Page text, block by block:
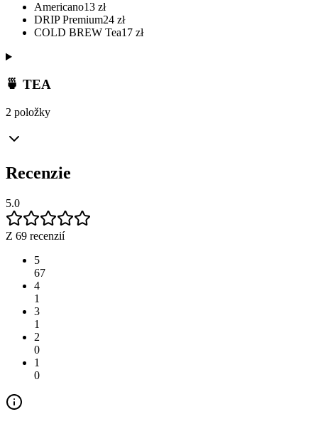
Americano13 zł
DRIP Premium24 zł
COLD BREW Tea17 zł
🍵 TEA
2 položky
Recenzie
5.0
Z 69 recenzií
5
67
4
1
3
1
2
0
1
0